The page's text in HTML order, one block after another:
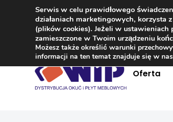
Kontakt +48 504 181 848
Oferta
Serwis w celu prawidłowego
działaniach marketingowych, korzysta
(plików cookies). Jeżeli w
zamieszczone w Twoim urządzeniu
Możesz także określić warunki
informacji na ten temat znajduje się w